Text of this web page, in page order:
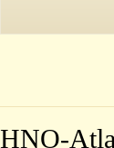
HNO-